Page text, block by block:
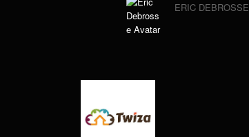
ERIC DEBROSSE